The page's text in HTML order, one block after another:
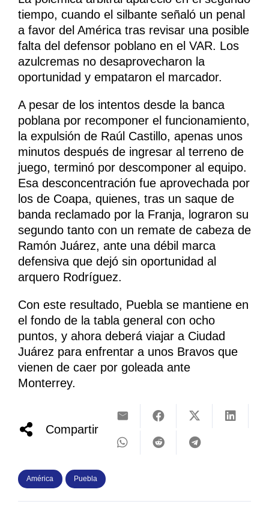
tiempo, cuando el silbante señaló un penal
a favor del América tras revisar una posible
falta del defensor poblano en el VAR. Los
azulcremas no desaprovecharon la
oportunidad y empataron el marcador.
A pesar de los intentos desde la banca
poblana por recomponer el funcionamiento,
la expulsión de Raúl Castillo, apenas unos
minutos después de ingresar al terreno de
juego, terminó por descomponer al equipo.
Esa desconcentración fue aprovechada por
los de Coapa, quienes, tras un saque de
banda reclamado por la Franja, lograron su
segundo tanto con un remate de cabeza de
Ramón Juárez, ante una débil marca
defensiva que dejó sin oportunidad al
arquero Rodríguez.
Con este resultado, Puebla se mantiene en
el fondo de la tabla general con ocho
puntos, y ahora deberá viajar a Ciudad
Juárez para enfrentar a unos Bravos que
vienen de caer por goleada ante
Monterrey.
Compartir
América Puebla